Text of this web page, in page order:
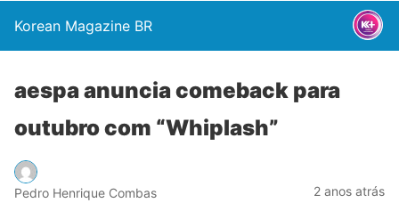
Korean Magazine BR
aespa anuncia comeback para
outubro com “Whiplash”
Pedro Henrique Combas
2 anos atrás